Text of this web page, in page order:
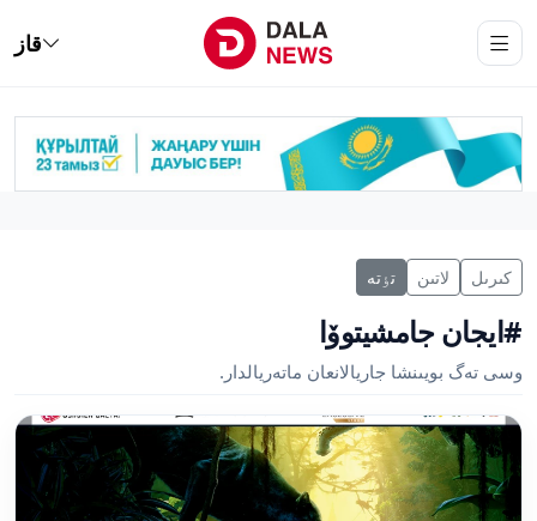
قاز
كىرىل لاتىن تٶتە
#ايجان جامشيتوۆا
وسى تەگ بويىنشا جاريالانعان ماتەريالدار.